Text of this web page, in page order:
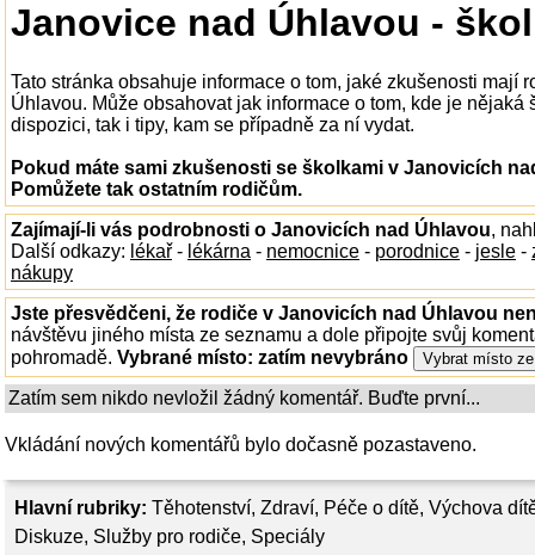
Hlavní rubriky: Těhotenství, Zdraví, Péče o dítě, Výchova
Diskuze, Služby pro rodiče, Speciály
Janovice nad Úhlavou -
Tato stránka obsahuje informace o tom, jaké zkušenosti mají
Úhlavou. Může obsahovat jak informace o tom, kde je
dispozici, tak i tipy, kam se případně za ní vydat.
Pokud máte sami zkušenosti se školkami v Janovicích
Pomůžete tak ostatním rodičům.
Zajímají-li vás podrobnosti o Janovicích nad Úhlavou,
Další odkazy: lékař - lékárna - nemocnice - porodnice - jesle -
nákupy
Jste přesvědčeni, že rodiče v Janovicích nad Úhlavou
návštěvu jiného místa ze seznamu a dole připojte svůj
pohromadě. Vybrané místo: zatím nevybráno
Zatím sem nikdo nevložil žádný komentář. Buďte první...
Vkládání nových komentářů bylo dočasně pozastaveno.